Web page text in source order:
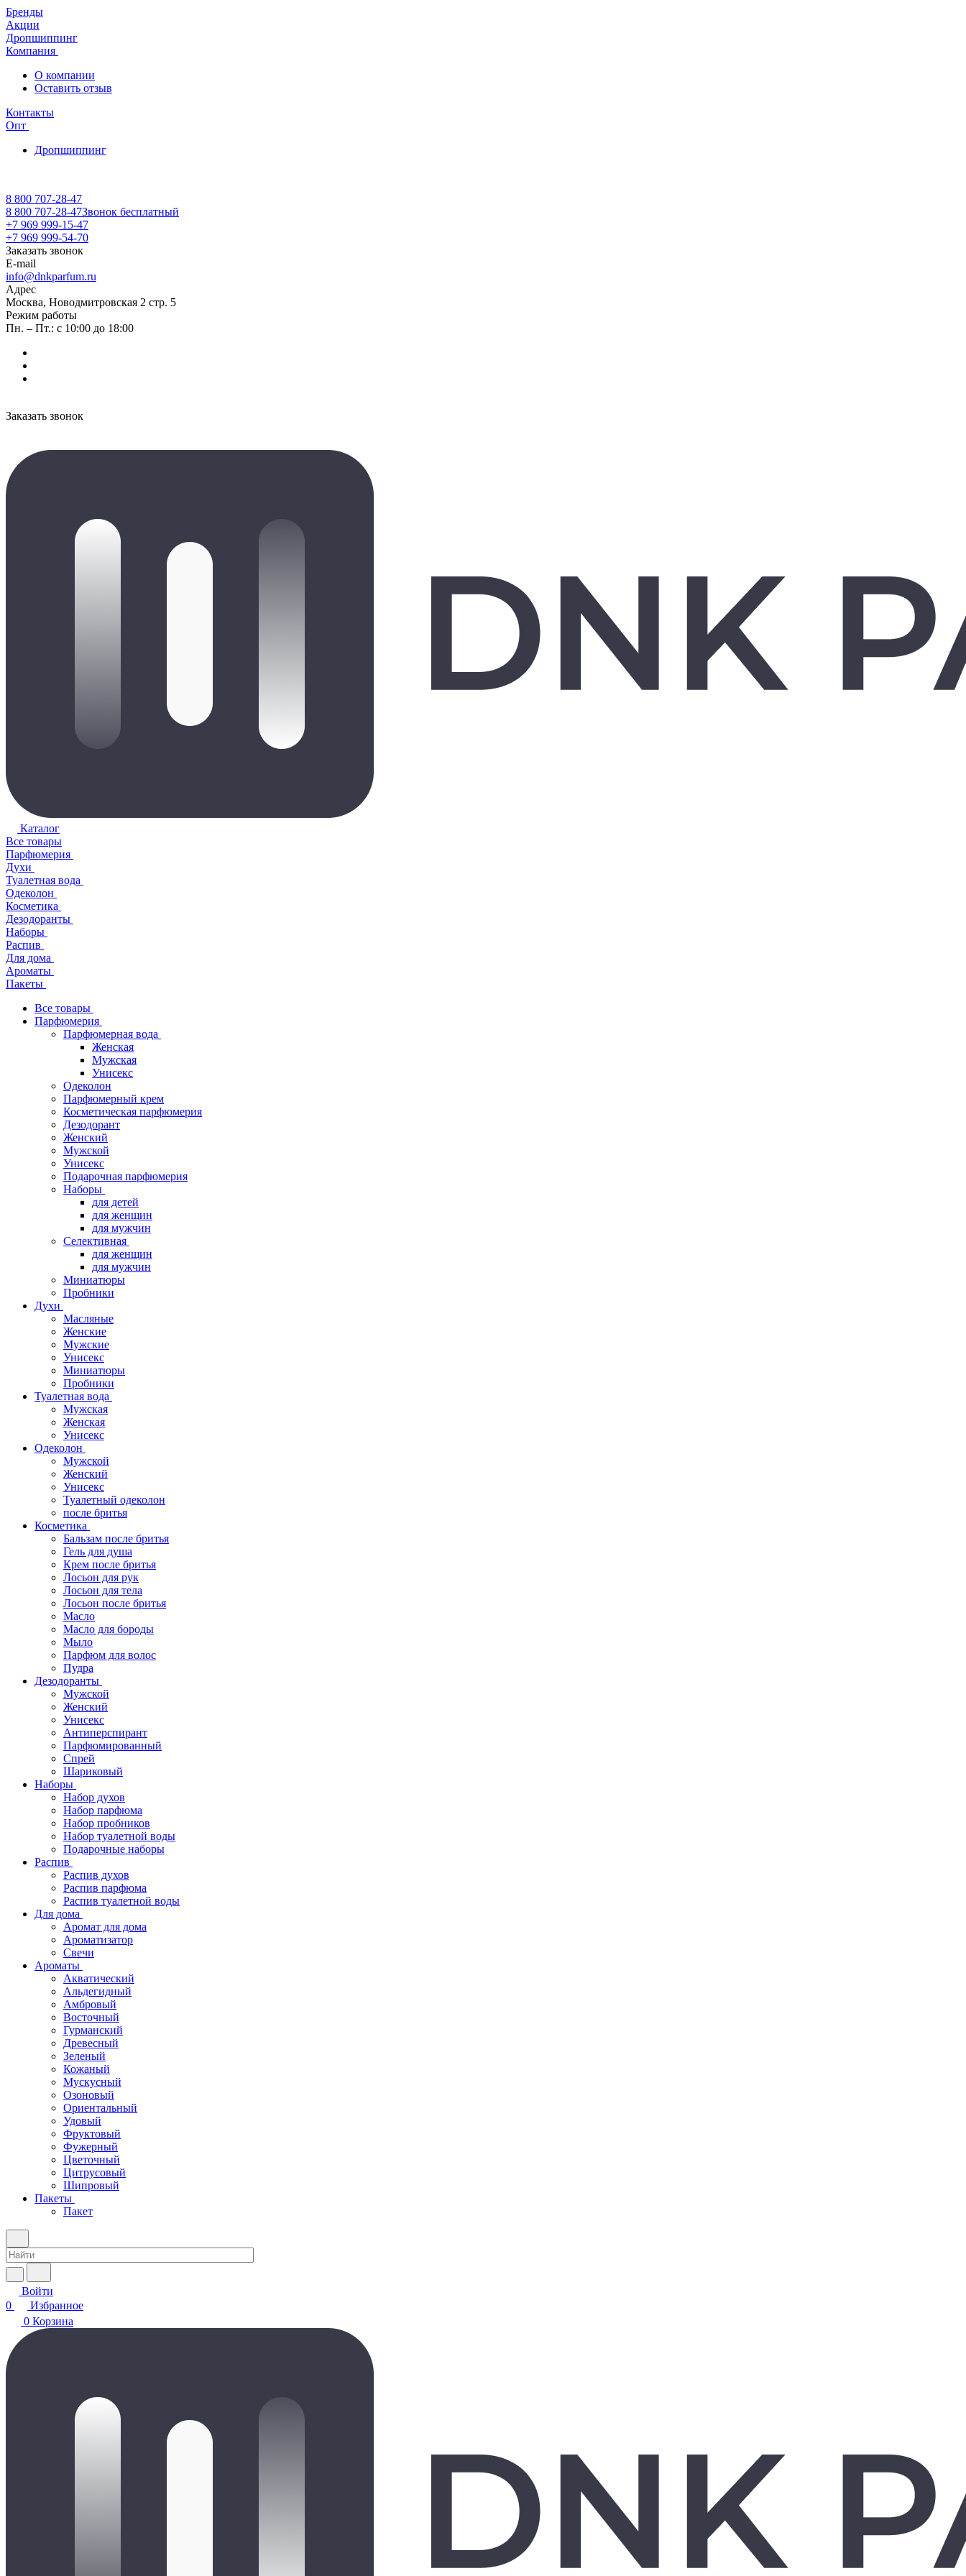
Бренды
Акции
Дропшиппинг
Компания
О компании
Оставить отзыв
Контакты
Опт
Дропшиппинг
8 800 707-28-47
8 800 707-28-47Звонок бесплатный
+7 969 999-15-47
+7 969 999-54-70
Заказать звонок
E-mail
info@dnkparfum.ru
Адрес
Москва, Новодмитровская 2 стр. 5
Режим работы
Пн. – Пт.: с 10:00 до 18:00
Заказать звонок
Каталог
Все товары
Парфюмерия
Духи
Туалетная вода
Одеколон
Косметика
Дезодоранты
Наборы
Распив
Для дома
Ароматы
Пакеты
Все товары
Парфюмерия
Парфюмерная вода
Женская
Мужская
Унисекс
Одеколон
Парфюмерный крем
Косметическая парфюмерия
Дезодорант
Женский
Мужской
Унисекс
Подарочная парфюмерия
Наборы
для детей
для женщин
для мужчин
Селективная
для женщин
для мужчин
Миниатюры
Пробники
Духи
Масляные
Женские
Мужские
Унисекс
Миниатюры
Пробники
Туалетная вода
Мужская
Женская
Унисекс
Одеколон
Мужской
Женский
Унисекс
Туалетный одеколон
после бритья
Косметика
Бальзам после бритья
Гель для душа
Крем после бритья
Лосьон для рук
Лосьон для тела
Лосьон после бритья
Масло
Масло для бороды
Мыло
Парфюм для волос
Пудра
Дезодоранты
Мужской
Женский
Унисекс
Антиперспирант
Парфюмированный
Спрей
Шариковый
Наборы
Набор духов
Набор парфюма
Набор пробников
Набор туалетной воды
Подарочные наборы
Распив
Распив духов
Распив парфюма
Распив туалетной воды
Для дома
Аромат для дома
Ароматизатор
Свечи
Ароматы
Акватический
Альдегидный
Амбровый
Восточный
Гурманский
Древесный
Зеленый
Кожаный
Мускусный
Озоновый
Ориентальный
Удовый
Фруктовый
Фужерный
Цветочный
Цитрусовый
Шипровый
Пакеты
Пакет
Войти
0
Избранное
0 Корзина